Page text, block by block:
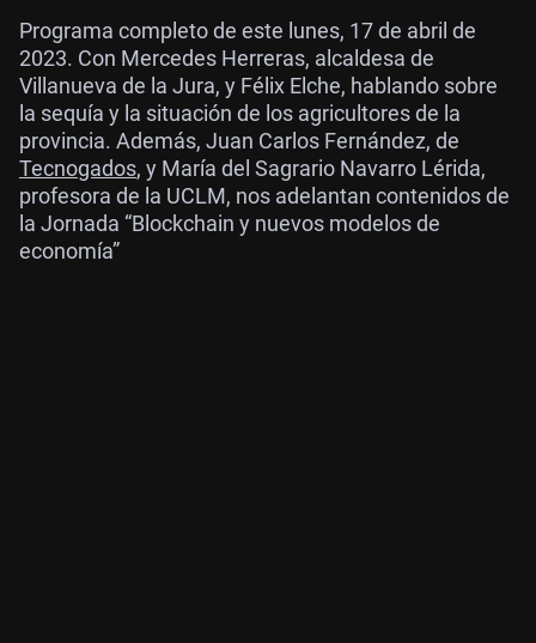
Programa completo de este lunes, 17 de abril de
2023. Con Mercedes Herreras, alcaldesa de
Villanueva de la Jura, y Félix Elche, hablando sobre
la sequía y la situación de los agricultores de la
provincia. Además, Juan Carlos Fernández, de
Tecnogados, y María del Sagrario Navarro Lérida,
profesora de la UCLM, nos adelantan contenidos de
la Jornada “Blockchain y nuevos modelos de
economía”